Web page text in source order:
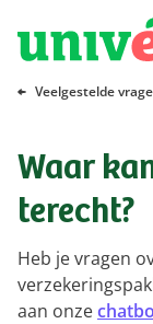
Naar
Naar
Naar footer
Veelgestelde
Waar
terecht?
Heb je vragen
aan onze